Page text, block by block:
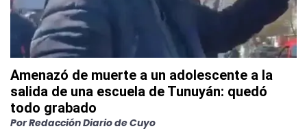
Amenazó de muerte a un adolescente a la
salida de una escuela de Tunuyán: quedó
todo grabado
PorRedacción Diario de Cuyo